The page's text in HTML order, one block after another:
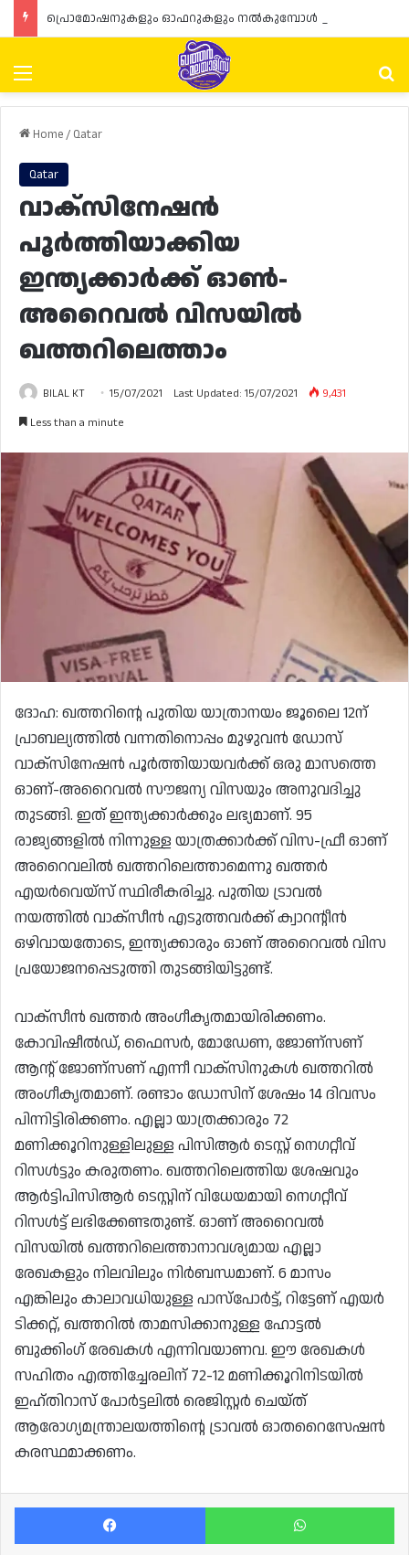
Menu
Home/ Qatar
Qatar
വാക്സിനേഷൻ
പൂർത്തിയാക്കിയ
ഇന്ത്യക്കാർക്ക് ഓൺ-
അറൈവൽ വിസയിൽ
ഖത്തറിലെത്താം
BILAL KT 15/07/2021 Last Updated: 15/07/2021
9,431
Less than a minute
ദോഹ: ഖത്തറിന്റെ പുതിയ യാത്രാനയം ജൂലൈ 12ന്
പ്രാബല്യത്തിൽ വന്നതിനൊപ്പം മുഴുവൻ ഡോസ്
വാക്സിനേഷൻ പൂർത്തിയായവർക്ക് ഒരു മാസത്തെ
ഓണ്-അറൈവൽ സൗജന്യ വിസയും അനുവദിച്ചു
തുടങ്ങി. ഇത് ഇന്ത്യക്കാർക്കും ലഭ്യമാണ്. 95
രാജ്യങ്ങളിൽ നിന്നുള്ള യാത്രക്കാർക്ക് വിസ-ഫ്രീ ഓണ്
അറൈവലിൽ ഖത്തറിലെത്താമെന്നു ഖത്തർ
എയർവെയ്‌സ് സ്ഥിരീകരിച്ചു. പുതിയ ട്രാവൽ
നയത്തിൽ വാക്സീൻ എടുത്തവർക്ക് ക്വാറന്റീൻ
ഒഴിവായതോടെ, ഇന്ത്യക്കാരും ഓണ് അറൈവൽ വിസ
പ്രയോജനപ്പെടുത്തി തുടങ്ങിയിട്ടുണ്ട്.
വാക്സീൻ ഖത്തർ അംഗീകൃതമായിരിക്കണം.
കോവിഷീൽഡ്, ഫൈസർ, മോഡേണ, ജോണ്സണ്
ആന്റ് ജോണ്സണ് എന്നീ വാക്സിനുകൾ ഖത്തറിൽ
അംഗീകൃതമാണ്. രണ്ടാം ഡോസിന് ശേഷം 14 ദിവസം
പിന്നിട്ടിരിക്കണം. എല്ലാ യാത്രക്കാരും 72
മണിക്കൂറിനുള്ളിലുള്ള പിസിആർ ടെസ്റ്റ് നെഗറ്റീവ്
റിസൾട്ടും കരുതണം. ഖത്തറിലെത്തിയ ശേഷവും
ആർട്ടിപിസിആർ ടെസ്റ്റിന് വിധേയമായി നെഗറ്റീവ്
റിസൾട്ട് ലഭിക്കേണ്ടതുണ്ട്. ഓണ് അറൈവൽ
വിസയിൽ ഖത്തറിലെത്താനാവശ്യമായ എല്ലാ
രേഖകളും നിലവിലും നിർബന്ധമാണ്. 6 മാസം
എങ്കിലും കാലാവധിയുള്ള പാസ്പോർട്ട്, റിട്ടേണ് എയർ
ടിക്കറ്റ്, ഖത്തറിൽ താമസിക്കാനുള്ള ഹോട്ടൽ
ബുക്കിംഗ് രേഖകൾ എന്നിവയാണവ. ഈ രേഖകൾ
സഹിതം എത്തിച്ചേരലിന് 72-12 മണിക്കൂറിനിടയിൽ
ഇഹ്തിറാസ് പോർട്ടലിൽ രെജിസ്റ്റർ ചെയ്ത്
ആരോഗ്യമന്ത്രാലയത്തിന്റെ ട്രാവൽ ഓതറൈസേഷൻ
കരസ്ഥമാക്കണം.
Facebook